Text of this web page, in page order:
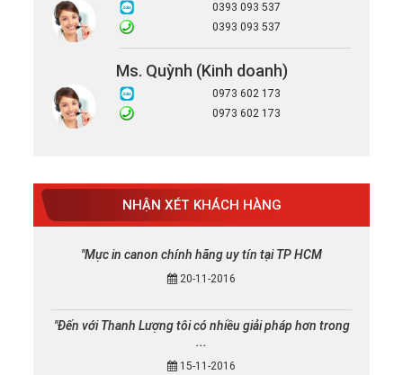
0393 093 537
0393 093 537
Ms. Quỳnh (Kinh doanh)
0973 602 173
0973 602 173
NHẬN XÉT KHÁCH HÀNG
"Mực in canon chính hãng uy tín tại TP HCM
20-11-2016
"Đến với Thanh Lượng tôi có nhiều giải pháp hơn trong
...
15-11-2016